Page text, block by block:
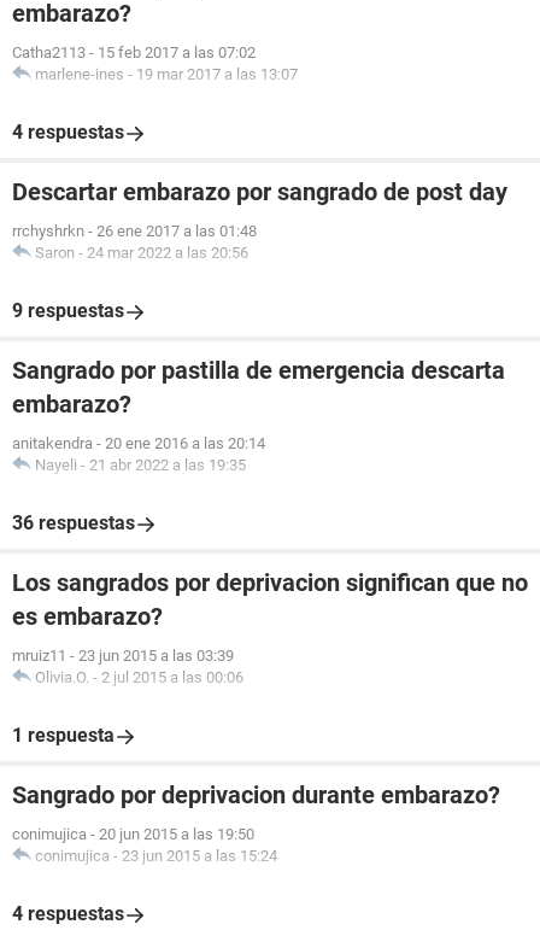
embarazo?
Catha2113 - 15 feb 2017 a las 07:02
marlene-ines - 19 mar 2017 a las 13:07
4 respuestas
Descartar embarazo por sangrado de post day
rrchyshrkn - 26 ene 2017 a las 01:48
Saron - 24 mar 2022 a las 20:56
9 respuestas
Sangrado por pastilla de emergencia descarta
embarazo?
anitakendra - 20 ene 2016 a las 20:14
Nayeli - 21 abr 2022 a las 19:35
36 respuestas
Los sangrados por deprivacion significan que no
es embarazo?
mruiz11 - 23 jun 2015 a las 03:39
Olivia.O. - 2 jul 2015 a las 00:06
1 respuesta
Sangrado por deprivacion durante embarazo?
conimujica - 20 jun 2015 a las 19:50
conimujica - 23 jun 2015 a las 15:24
4 respuestas